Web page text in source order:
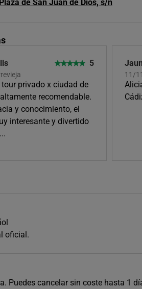
Plaza de San Juan de Dios, s/n
5
privado x ciudad de
recomendable.
y conocimiento, el
interesante y divertido
...
11/
oficial.
Puedes cancelar sin coste hasta 1